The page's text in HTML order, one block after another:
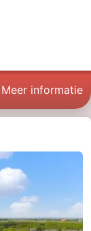
Meer informatie